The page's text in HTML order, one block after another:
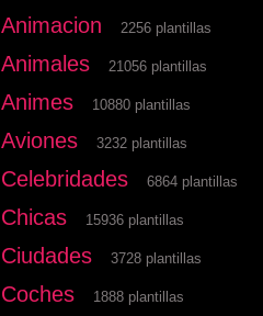
Animacion 2256 plantillas
Animales 21056 plantillas
Animes 10880 plantillas
Aviones 3232 plantillas
Celebridades 6864 plantillas
Chicas 15936 plantillas
Ciudades 3728 plantillas
Coches 1888 plantillas